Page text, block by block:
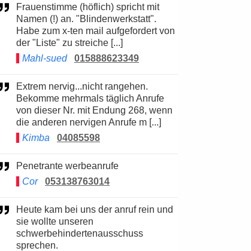
Frauenstimme (höflich) spricht mit
Namen (!) an. "Blindenwerkstatt".
Habe zum x-ten mail aufgefordert von
der "Liste" zu streiche [...]
Mahl-sued
015888623349
Extrem nervig...nicht rangehen.
Bekomme mehrmals täglich Anrufe
von dieser Nr. mit Endung 268, wenn
die anderen nervigen Anrufe m [...]
Kimba
04085598
Penetrante werbeanrufe
Cor
053138763014
Heute kam bei uns der anruf rein und
sie wollte unseren
schwerbehindertenausschuss
sprechen.